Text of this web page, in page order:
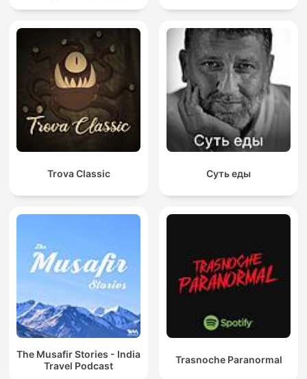
Trova Classic Суть еды
The Musafir Stories - India
Travel Podcast
Trasnoche Paranormal